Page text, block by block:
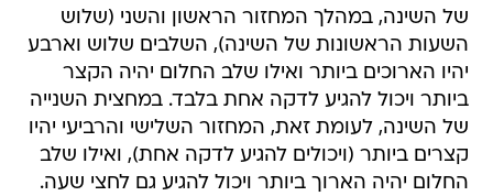
של השינה, במהלך המחזור הראשון והשני (שלוש
השעות הראשונות של השינה), השלבים שלוש וארבע
יהיו הארוכים ביותר ואילו שלב החלום יהיה הקצר
ביותר ויכול להגיע לדקה אחת בלבד. במחצית השנייה
של השינה, לעומת זאת, המחזור השלישי והרביעי יהיו
קצרים ביותר (ויכולים להגיע לדקה אחת), ואילו שלב
החלום יהיה הארוך ביותר ויכול להגיע גם לחצי שעה.